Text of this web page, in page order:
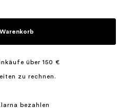
über 150 €
zu rechnen.
bezahlen